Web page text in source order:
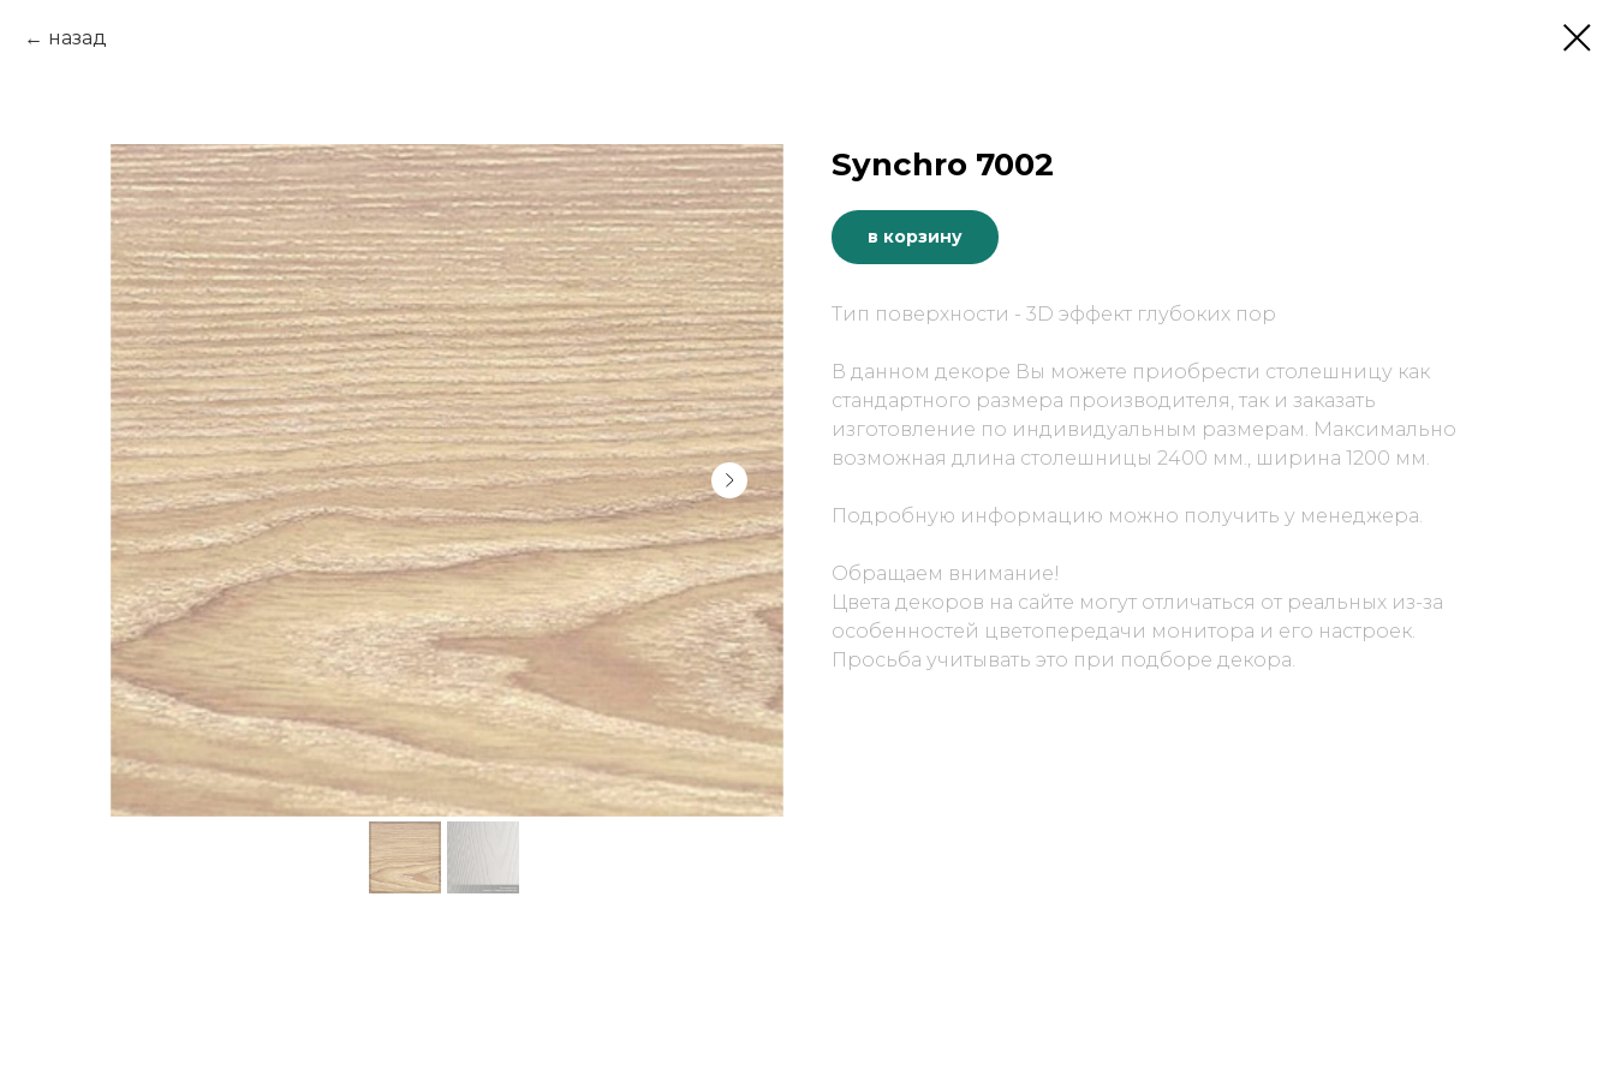
назад
Synchro 7002
в корзину
Тип поверхности - 3D эффект глубоких пор
В данном декоре Вы можете приобрести столешницу как
стандартного размера производителя, так и заказать
изготовление по индивидуальным размерам. Максимально
возможная длина столешницы 2400 мм., ширина 1200 мм.
Подробную информацию можно получить у менеджера.
Обращаем внимание!
Цвета декоров на сайте могут отличаться от реальных из-за
особенностей цветопередачи монитора и его настроек.
Просьба учитывать это при подборе декора.